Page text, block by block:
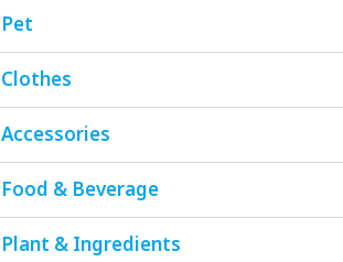
Pet
Clothes
Accessories
Food & Beverage
Plant & Ingredients